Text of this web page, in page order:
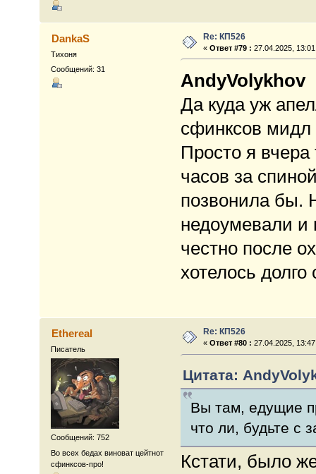
DankaS
Тихоня
Сообщений: 31
Re: КП526
«Ответ #79 : 27.04.2025,
AndyVolykhov
Да куда уж
сфинксов мидл
Просто я
часов за
позвонила бы.
недоумевали и
честно после
хотелось долго
Ethereal
Писатель
Сообщений: 752
Во всех бедах виноват цейтнот
сфинксов-про!
Re: КП526
«Ответ #80 : 27.04.2025,
Цитата:
Вы там, едущие
что ли, будьте с
Кстати, было